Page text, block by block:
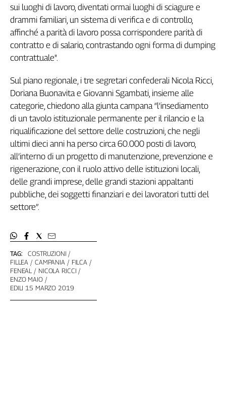
120
anni
Cgil
Collettiva
Academy
Play
Rubriche
Collettiva
Talk
La
settimana
Collettiva
Girasoli
Il
Sassolino
Linea
Tech
It
Easy
Inserti
Idea
Diffusa
TAG:
COSTRUZIONI
FILLEA
CAMPANIA
FILCA
FENEAL
NICOLA RICCI
ENZO MAIO
EDILI 15 MARZO 2019
sui luoghi di lavoro, diventati ormai luoghi di sciagure e
drammi familiari, un sistema di verifica e di controllo,
affinché a parità di lavoro possa corrispondere parità di
contratto e di salario, contrastando ogni forma di dumping
contrattuale".
Sul piano regionale, i tre segretari confederali Nicola Ricci,
Doriana Buonavita e Giovanni Sgambati, insieme alle
categorie, chiedono alla giunta campana “l’insediamento
di un tavolo istituzionale permanente per il rilancio e la
riqualificazione del settore delle costruzioni, che negli
ultimi dieci anni ha perso circa 60.000 posti di lavoro,
all’interno di un progetto di manutenzione, prevenzione e
rigenerazione, con il ruolo attivo delle istituzioni locali,
delle grandi imprese, delle grandi stazioni appaltanti
pubbliche, dei soggetti finanziari e dei lavoratori tutti del
settore”.